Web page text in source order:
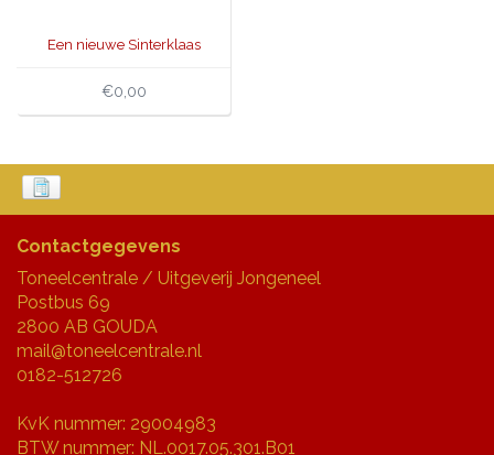
Een nieuwe Sinterklaas
€0,00
Contactgegevens
Toneelcentrale / Uitgeverij Jongeneel
Postbus 69
2800 AB GOUDA
mail@toneelcentrale.nl
0182-512726
KvK nummer: 29004983
BTW nummer: NL.0017.05.301.B01